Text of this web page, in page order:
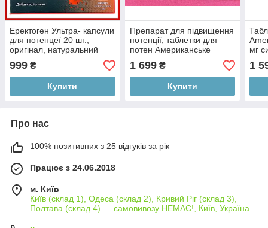
Еректоген Ультра- капсули
для потенцеї 20 шт.,
оригінал, натуральний
999 ₴
Купити
Препарат для підвищення
потенції, таблетки для
потен Американське
Gold 16 таб. Оригінал
1 699₴
Купити
мг
1
Про нас
100% позитивних з 25 відгуків за рік
Працює з 24.06.2018
м. Київ
Київ (склад 1), Одеса (склад 2), Кривий Ріг (склад 3),
Полтава (склад 4) — самовивозу НЕМАЄ!, Київ, Україна